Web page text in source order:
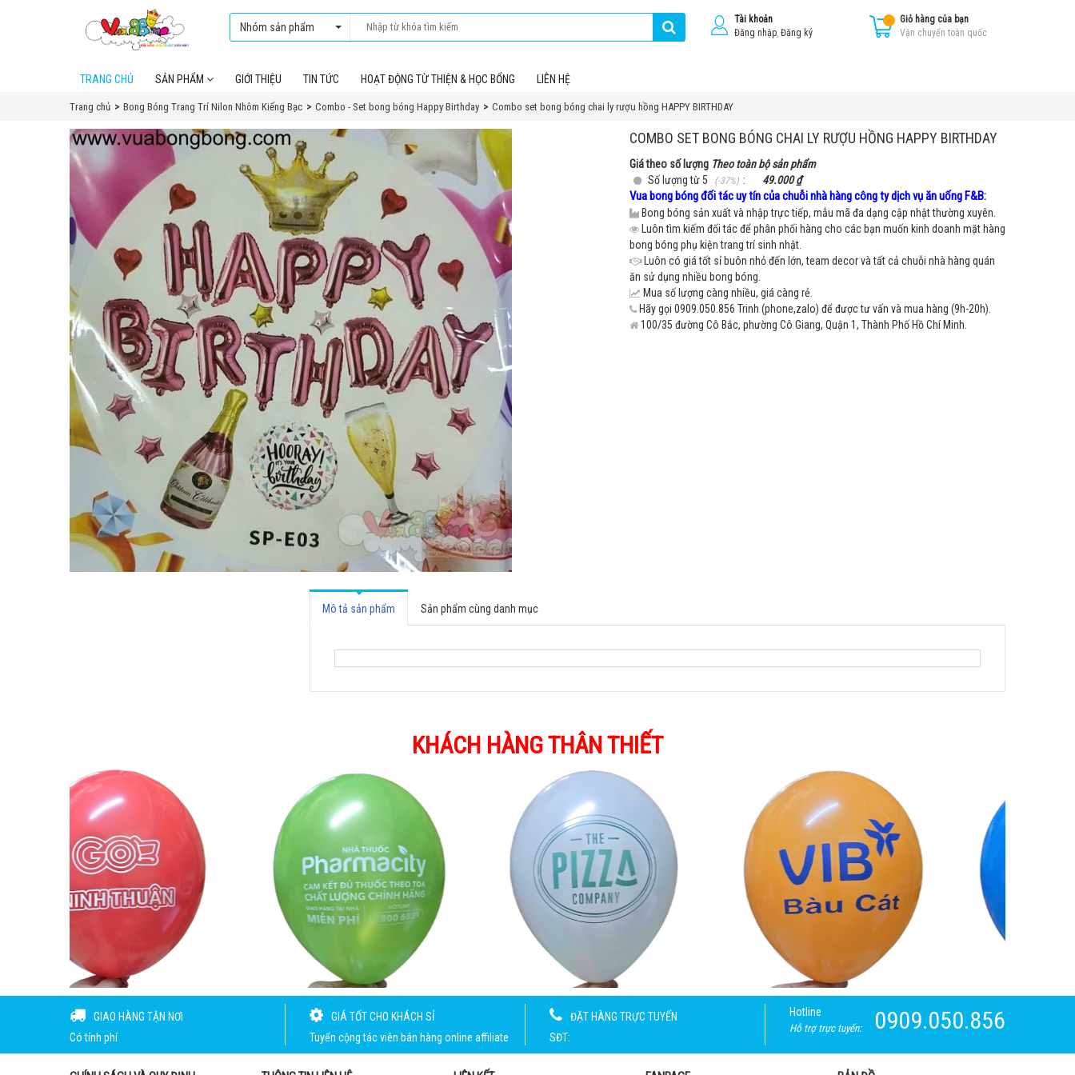
Nhóm sản phẩm
Tài khoản
Đăng nhập, Đăng ký
Giỏ hàng của bạn
Vận chuyển toàn quốc
TRANG CHỦ SẢN PHẨM GIỚI THIỆU TIN TỨC HOẠT ĐỘNG TỪ THIỆN & HỌC BỔNG LIÊN HỆ
Trang chủ Bong Bóng Trang Trí Nilon Nhôm Kiếng Bạc Combo - Set bong bóng Happy Birthday Combo set bong bóng chai ly rượu hồng HAPPY BIRTHDAY
COMBO SET BONG BÓNG CHAI LY RƯỢU HỒNG HAPPY BIRTHDAY
Giá theo số lượng Theo toàn bộ sản phẩm
Số lượng từ 5
(-37%) : 49.000 ₫
Vua bong bóng đối tác uy tín của chuỗi nhà hàng công ty dịch vụ ăn uống F&B:
Bong bóng sản xuất và nhập trực tiếp, mẫu mã đa dạng cập nhật thường xuyên.
Luôn tìm kiếm đối tác để phân phối hàng cho các bạn muốn kinh doanh mặt hàng
bong bóng phụ kiện trang trí sinh nhật.
Luôn có giá tốt sỉ buôn nhỏ đến lớn, team decor và tất cả chuỗi nhà hàng quán
ăn sử dụng nhiều bong bóng.
Mua số lượng càng nhiều, giá càng rẻ.
Hãy gọi 0909.050.856 Trinh (phone,zalo) để được tư vấn và mua hàng (9h-20h).
100/35 đường Cô Bắc, phường Cô Giang, Quận 1, Thành Phố Hồ Chí Minh.
Mô tả sản phẩm Sản phẩm cùng danh mục
KHÁCH HÀNG THÂN THIẾT
GIAO HÀNG TẬN NƠI
Có tính phí
GIÁ TỐT CHO KHÁCH SỈ
Tuyển cộng tác viên bán hàng online affiliate
ĐẶT HÀNG TRỰC TUYẾN
SĐT:
Hotline
Hỗ trợ trực tuyến: 0909.050.856